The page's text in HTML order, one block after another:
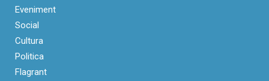
Eveniment
Social
Cultura
Politica
Flagrant